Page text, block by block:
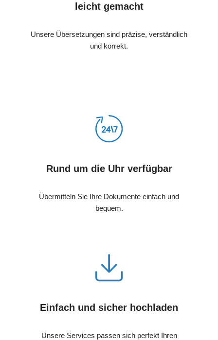
leicht gemacht
Unsere Übersetzungen sind präzise, verständlich
und korrekt.
Rund um die Uhr verfügbar
Übermitteln Sie Ihre Dokumente einfach und
bequem.
Einfach und sicher hochladen
Unsere Services passen sich perfekt Ihren